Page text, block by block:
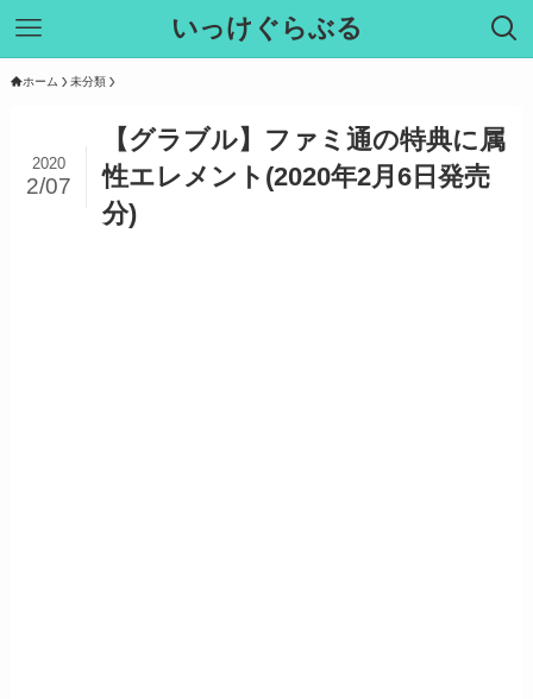
いっけぐらぶる
ホーム 未分類
【グラブル】ファミ通の特典に属
性エレメント(2020年2月6日発売
分)
2020
2/07